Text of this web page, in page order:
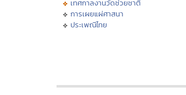
เทศกาลงานวัดช่วยชาติ
การเผยแผ่ศาสนา
ประเพณีไทย